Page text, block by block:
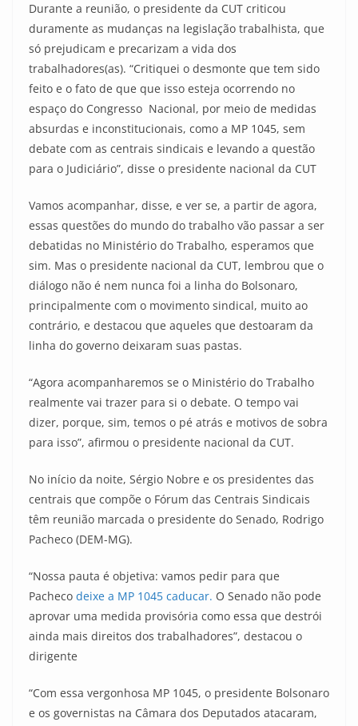
Durante a reunião, o presidente da CUT criticou
duramente as mudanças na legislação trabalhista, que
só prejudicam e precarizam a vida dos
trabalhadores(as). “Critiquei o desmonte que tem sido
feito e o fato de que que isso esteja ocorrendo no
espaço do Congresso Nacional, por meio de medidas
absurdas e inconstitucionais, como a MP 1045, sem
debate com as centrais sindicais e levando a questão
para o Judiciário”, disse o presidente nacional da CUT
Vamos acompanhar, disse, e ver se, a partir de agora,
essas questões do mundo do trabalho vão passar a ser
debatidas no Ministério do Trabalho, esperamos que
sim. Mas o presidente nacional da CUT, lembrou que o
diálogo não é nem nunca foi a linha do Bolsonaro,
principalmente com o movimento sindical, muito ao
contrário, e destacou que aqueles que destoaram da
linha do governo deixaram suas pastas.
“Agora acompanharemos se o Ministério do Trabalho
realmente vai trazer para si o debate. O tempo vai
dizer, porque, sim, temos o pé atrás e motivos de sobra
para isso”, afirmou o presidente nacional da CUT.
No início da noite, Sérgio Nobre e os presidentes das
centrais que compõe o Fórum das Centrais Sindicais
têm reunião marcada o presidente do Senado, Rodrigo
Pacheco (DEM-MG).
“Nossa pauta é objetiva: vamos pedir para que
Pacheco deixe a MP 1045 caducar. O Senado não pode
aprovar uma medida provisória como essa que destrói
ainda mais direitos dos trabalhadores”, destacou o
dirigente
“Com essa vergonhosa MP 1045, o presidente Bolsonaro
e os governistas na Câmara dos Deputados atacaram,